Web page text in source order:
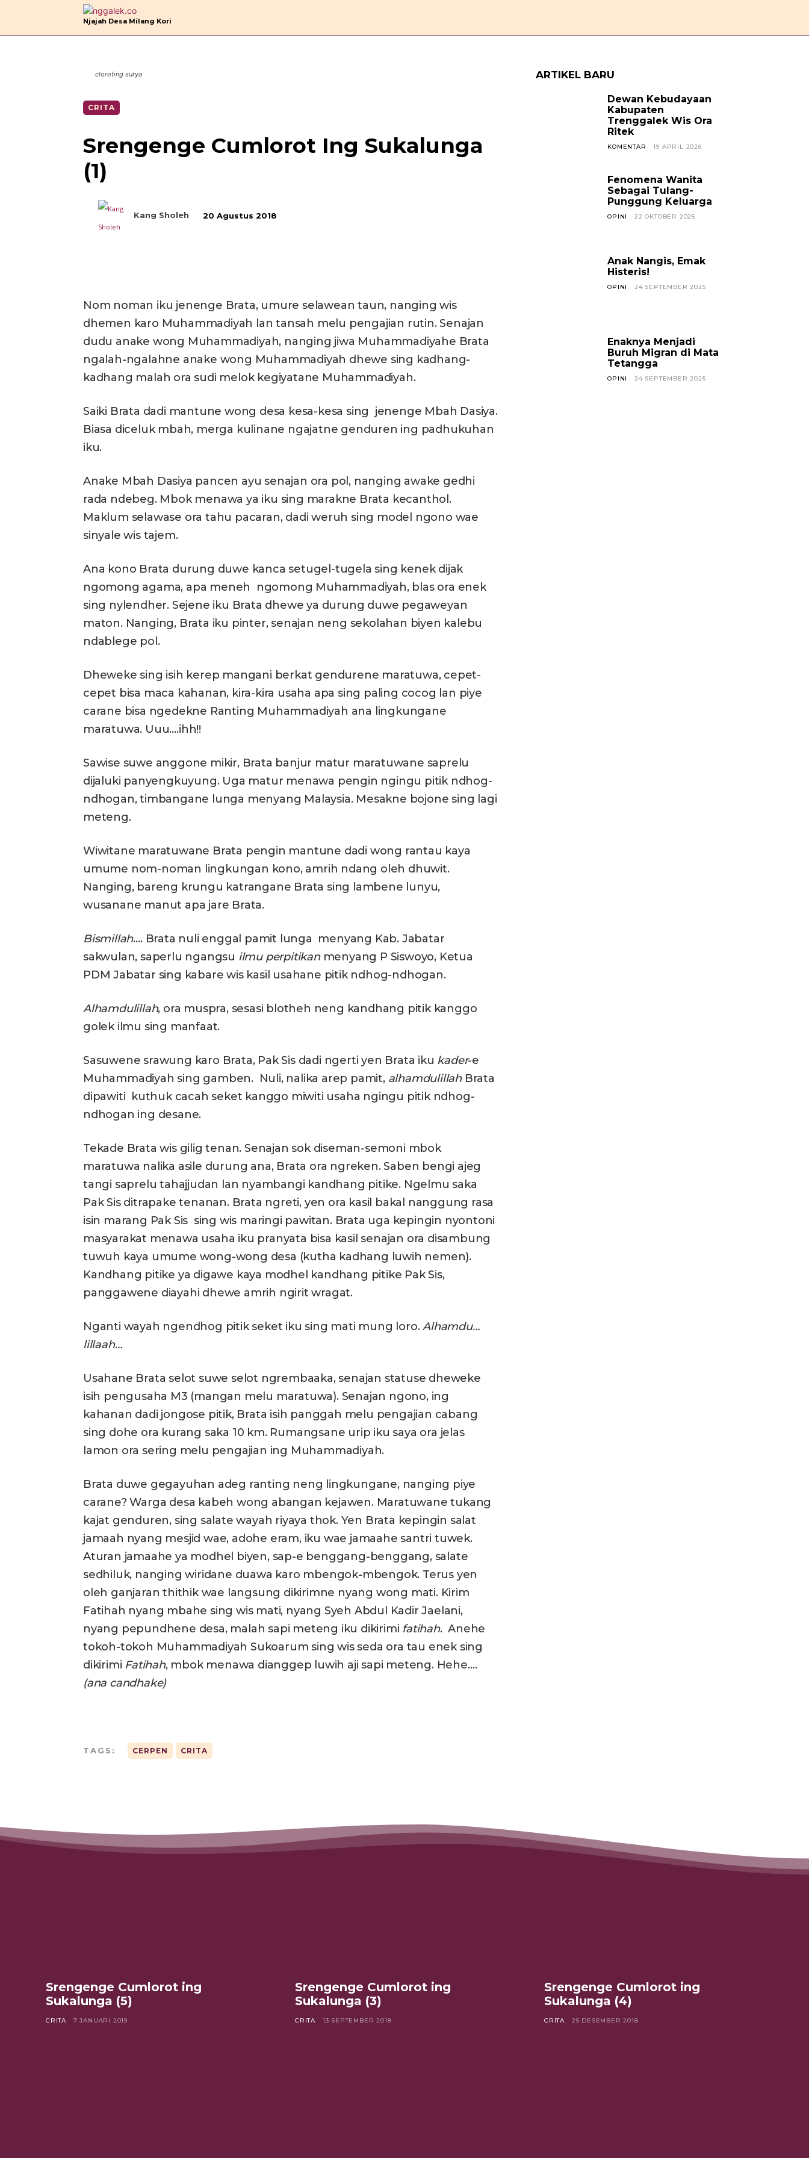
Njajah Desa Milang Kori
cloroting surya
CRITA
Srengenge Cumlorot Ing Sukalunga
(1)
Kang Sholeh 20 Agustus 2018
Nom noman iku jenenge Brata, umure selawean taun, nanging wis
dhemen karo Muhammadiyah lan tansah melu pengajian rutin. Senajan
dudu anake wong Muhammadiyah, nanging jiwa Muhammadiyahe Brata
ngalah-ngalahne anake wong Muhammadiyah dhewe sing kadhang-
kadhang malah ora sudi melok kegiyatane Muhammadiyah.
Saiki Brata dadi mantune wong desa kesa-kesa sing jenenge Mbah Dasiya.
Biasa diceluk mbah, merga kulinane ngajatne genduren ing padhukuhan
iku.
Anake Mbah Dasiya pancen ayu senajan ora pol, nanging awake gedhi
rada ndebeg. Mbok menawa ya iku sing marakne Brata kecanthol.
Maklum selawase ora tahu pacaran, dadi weruh sing model ngono wae
sinyale wis tajem.
Ana kono Brata durung duwe kanca setugel-tugela sing kenek dijak
ngomong agama, apa meneh ngomong Muhammadiyah, blas ora enek
sing nylendher. Sejene iku Brata dhewe ya durung duwe pegaweyan
maton. Nanging, Brata iku pinter, senajan neng sekolahan biyen kalebu
ndablege pol.
Dheweke sing isih kerep mangani berkat gendurene maratuwa, cepet-
cepet bisa maca kahanan, kira-kira usaha apa sing paling cocog lan piye
carane bisa ngedekne Ranting Muhammadiyah ana lingkungane
maratuwa. Uuu….ihh!!
Sawise suwe anggone mikir, Brata banjur matur maratuwane saprelu
dijaluki panyengkuyung. Uga matur menawa pengin ngingu pitik ndhog-
ndhogan, timbangane lunga menyang Malaysia. Mesakne bojone sing lagi
meteng.
Wiwitane maratuwane Brata pengin mantune dadi wong rantau kaya
umume nom-noman lingkungan kono, amrih ndang oleh dhuwit.
Nanging, bareng krungu katrangane Brata sing lambene lunyu,
wusanane manut apa jare Brata.
Bismillah…. Brata nuli enggal pamit lunga menyang Kab. Jabatar
sakwulan, saperlu ngangsu ilmu perpitikanmenyang P Siswoyo, Ketua
PDM Jabatar sing kabare wis kasil usahane pitik ndhog-ndhogan.
Alhamdulillah, ora muspra, sesasi blotheh neng kandhang pitik kanggo
golek ilmu sing manfaat.
Sasuwene srawung karo Brata, Pak Sis dadi ngerti yen Brata iku kader-e
Muhammadiyah sing gamben. Nuli, nalika arep pamit, alhamdulillahBrata
dipawiti kuthuk cacah seket kanggo miwiti usaha ngingu pitik ndhog-
ndhogan ing desane.
Tekade Brata wis gilig tenan. Senajan sok diseman-semoni mbok
maratuwa nalika asile durung ana, Brata ora ngreken. Saben bengi ajeg
tangi saprelu tahajjudan lan nyambangi kandhang pitike. Ngelmu saka
Pak Sis ditrapake tenanan. Brata ngreti, yen ora kasil bakal nanggung rasa
isin marang Pak Sis sing wis maringi pawitan. Brata uga kepingin nyontoni
masyarakat menawa usaha iku pranyata bisa kasil senajan ora disambung
tuwuh kaya umume wong-wong desa (kutha kadhang luwih nemen).
Kandhang pitike ya digawe kaya modhel kandhang pitike Pak Sis,
panggawene diayahi dhewe amrih ngirit wragat.
Nganti wayah ngendhog pitik seket iku sing mati mung loro.Alhamdu…
lillaah…
Usahane Brata selot suwe selot ngrembaaka, senajan statuse dheweke
isih pengusaha M3 (mangan melu maratuwa). Senajan ngono, ing
kahanan dadi jongose pitik, Brata isih panggah melu pengajian cabang
sing dohe ora kurang saka 10 km. Rumangsane urip iku saya ora jelas
lamon ora sering melu pengajian ing Muhammadiyah.
Brata duwe gegayuhan adeg ranting neng lingkungane, nanging piye
carane? Warga desa kabeh wong abangan kejawen. Maratuwane tukang
kajat genduren, sing salate wayah riyaya thok. Yen Brata kepingin salat
jamaah nyang mesjid wae, adohe eram, iku wae jamaahe santri tuwek.
Aturan jamaahe ya modhel biyen, sap-e benggang-benggang, salate
sedhiluk, nanging wiridane duawa karo mbengok-mbengok. Terus yen
oleh ganjaran thithik wae langsung dikirimne nyang wong mati. Kirim
Fatihah nyang mbahe sing wis mati, nyang Syeh Abdul Kadir Jaelani,
nyang pepundhene desa, malah sapi meteng iku dikirimi fatihah. Anehe
tokoh-tokoh Muhammadiyah Sukoarum sing wis seda ora tau enek sing
dikirimi Fatihah, mbok menawa dianggep luwih aji sapi meteng. Hehe….
(ana candhake)
TAGS: CERPEN CRITA
ARTIKEL BARU
Dewan Kebudayaan
Kabupaten
Trenggalek Wis Ora
Ritek
KOMENTAR 19 APRIL 2026
Fenomena Wanita
Sebagai Tulang-
Punggung Keluarga
OPINI 22 OKTOBER 2025
Anak Nangis, Emak
Histeris!
OPINI 24 SEPTEMBER 2025
Enaknya Menjadi
Buruh Migran di Mata
Tetangga
OPINI 24 SEPTEMBER 2025
Srengenge Cumlorot ing
Sukalunga (5)
CRITA 7 JANUARI 2019
Srengenge Cumlorot ing
Sukalunga (3)
CRITA 13 SEPTEMBER 2018
Srengenge Cumlorot ing
Sukalunga (4)
CRITA 25 DESEMBER 2018